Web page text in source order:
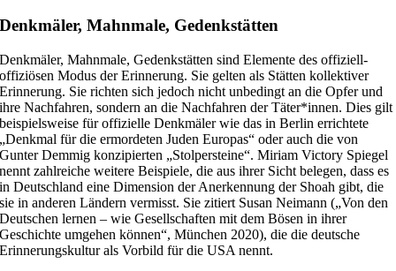
Denkmäler, Mahnmale, Gedenkstätten
Denkmäler, Mahnmale, Gedenkstätten sind Elemente des offiziell-
offiziösen Modus der Erinnerung. Sie gelten als Stätten kollektiver
Erinnerung. Sie richten sich jedoch nicht unbedingt an die Opfer und
ihre Nachfahren, sondern an die Nachfahren der Täter*innen. Dies gilt
beispielsweise für offizielle Denkmäler wie das in Berlin errichtete
„Denkmal für die ermordeten Juden Europas“ oder auch die von
Gunter Demmig konzipierten „Stolpersteine“. Miriam Victory Spiegel
nennt zahlreiche weitere Beispiele, die aus ihrer Sicht belegen, dass es
in Deutschland eine Dimension der Anerkennung der Shoah gibt, die
sie in anderen Ländern vermisst. Sie zitiert Susan Neimann („Von den
Deutschen lernen – wie Gesellschaften mit dem Bösen in ihrer
Geschichte umgehen können“, München 2020), die die deutsche
Erinnerungskultur als Vorbild für die USA nennt.